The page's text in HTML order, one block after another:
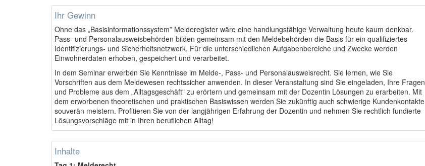
Ihr Gewinn
Ohne das „Basisinformationssystem” Melderegister wäre eine handlungsfähige Verwaltung heute kaum denkbar.
Pass- und Personalausweisbehörden bilden gemeinsam mit den Meldebehörden die Basis für ein qualifiziertes
Identifizierungs- und Sicherheitsnetzwerk. Für die unterschiedlichen Aufgabenbereiche und Zwecke werden
Einwohnerdaten erhoben, gespeichert und verarbeitet.
In dem Seminar erwerben Sie Kenntnisse im Melde-, Pass- und Personalausweisrecht. Sie lernen, wie Sie
Vorschriften aus dem Meldewesen rechtssicher anwenden. In dieser Veranstaltung sind Sie eingeladen, Ihre Fragen
und Probleme aus dem „Alltagsgeschäft" zu erörtern und gemeinsam mit der Dozentin Lösungen zu erarbeiten. Mit
dem erworbenen theoretischen und praktischen Basiswissen werden Sie zukünftig auch schwierige Kundenkontakte
souverän meistern. Profitieren Sie von der langjährigen Erfahrung der Dozentin und nehmen Sie rechtlich fundierte
Lösungsvorschläge mit in Ihren beruflichen Alltag!
Inhalte